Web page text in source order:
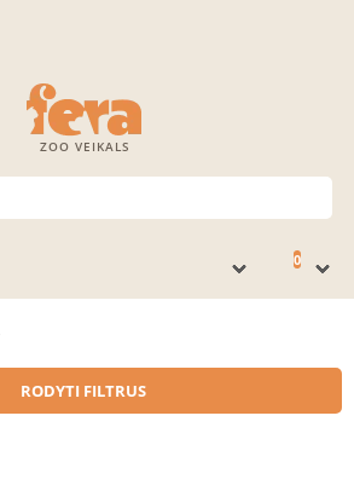
ZOO VEIKALS
0
RODYTI FILTRUS